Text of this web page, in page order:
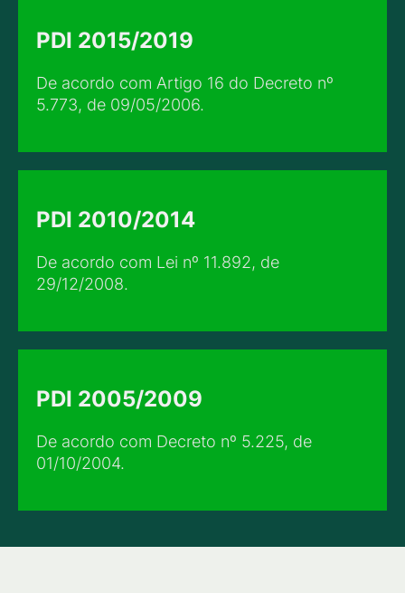
PDI 2015/2019
De acordo com Artigo 16 do Decreto nº
5.773, de 09/05/2006.
PDI 2010/2014
De acordo com Lei nº 11.892, de
29/12/2008.
PDI 2005/2009
De acordo com Decreto nº 5.225, de
01/10/2004.